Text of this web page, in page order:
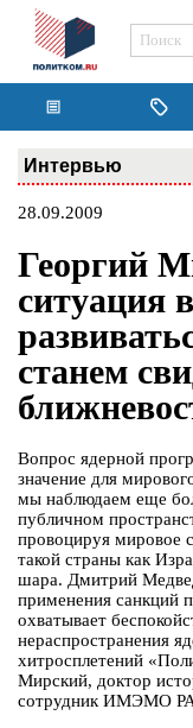
Интервью
28.09.2009
Георгий
ситуация
станем
Вопрос ядерной
значение для
мы наблюдаем еще
публичном
провоцируя мировое
такой страны как
шара. Дмитрий
применения санкций
охватывает
нераспространения
хитросплетений
Мирский, доктор
сотрудник ИМЭМО